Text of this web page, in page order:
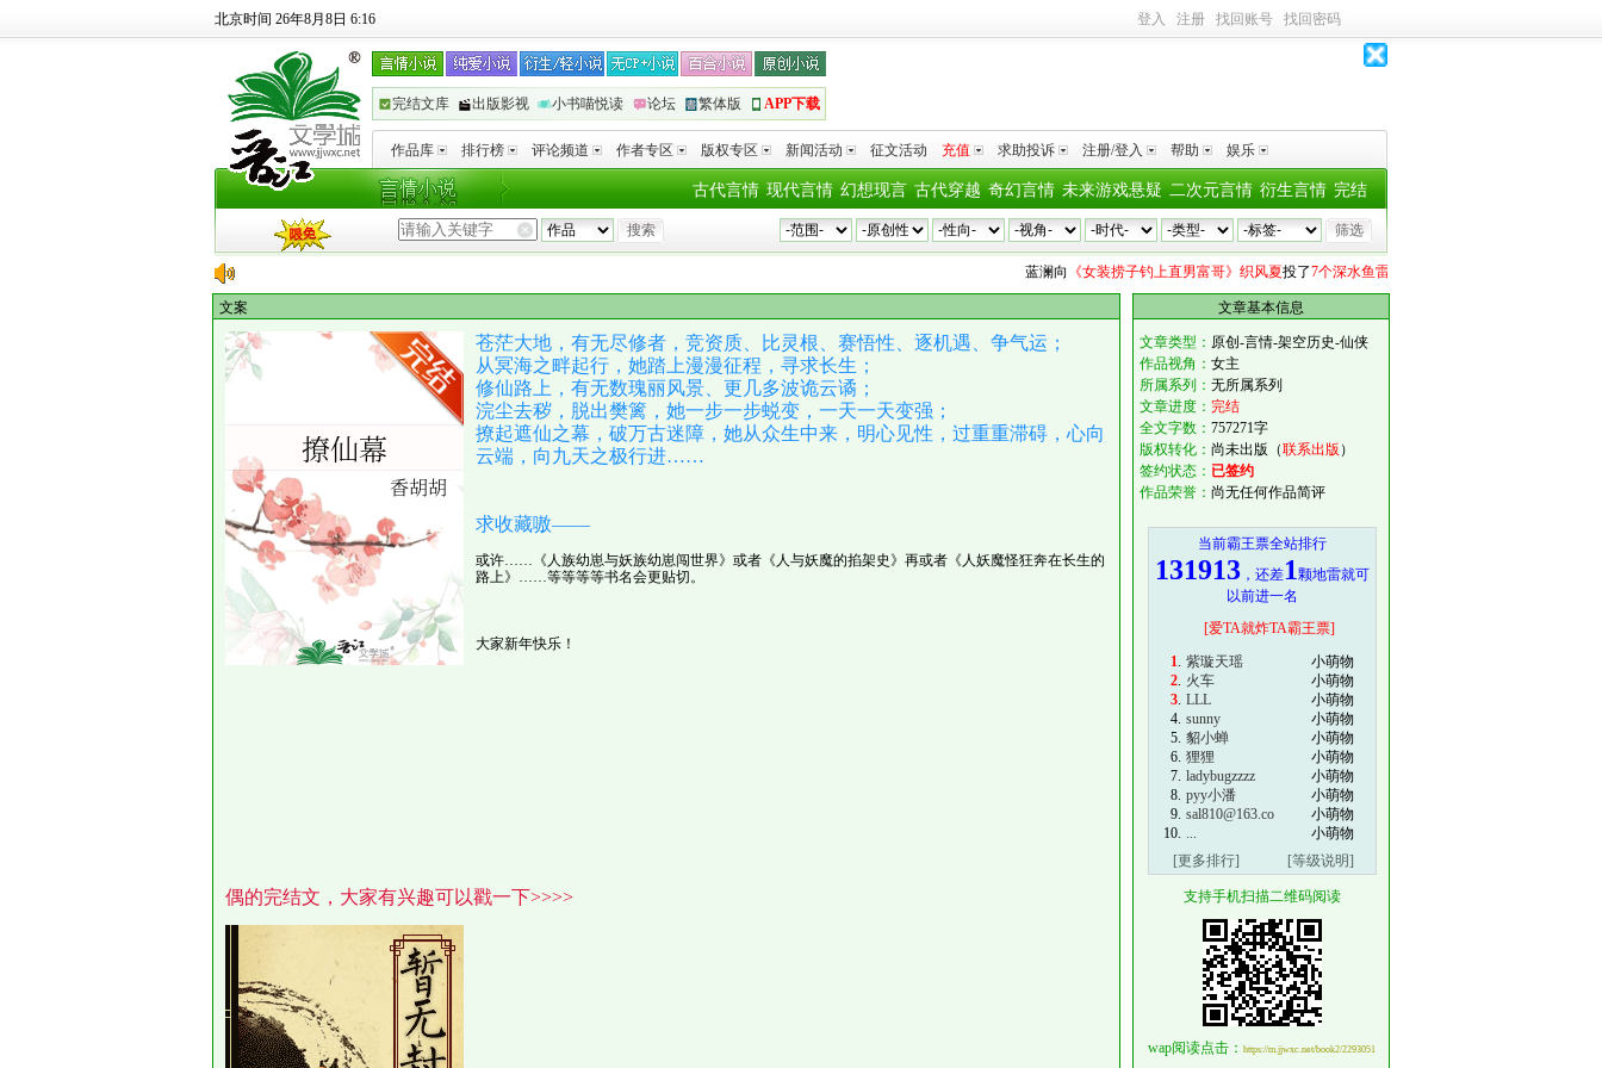
北京时间 26年8月8日 6:16 登入 注册 找回账号 找回密码
完结文库 出版影视 小书喵悦读 论坛 繁体版 APP下载
作品库 排行榜 评论频道 作者专区 版权专区 新闻活动 征文活动 充值 求助投诉 注册/登入 帮助 娱乐
完结
衍生言情
二次元言情
未来游戏悬疑
奇幻言情
古代穿越
幻想现言
现代言情
古代言情
向《女装捞子钓上直男富哥》织风夏投了7个深水鱼雷 蓝澜
文案
苍茫大地，有无尽修者，竞资质、比灵根、赛悟性、逐机遇、争气运；
从冥海之畔起行，她踏上漫漫征程，寻求长生；
修仙路上，有无数瑰丽风景、更几多波诡云谲；
浣尘去秽，脱出樊篱，她一步一步蜕变，一天一天变强；
撩起遮仙之幕，破万古迷障，她从众生中来，明心见性，过重重滞碍，心向
云端，向九天之极行进……
求收藏嗷——
或许……《人族幼崽与妖族幼崽闯世界》或者《人与妖魔的掐架史》再或者《人妖魔怪狂奔在长生的
路上》……等等等等书名会更贴切。
大家新年快乐！
偶的完结文，大家有兴趣可以戳一下>>>>
文章基本信息
文章类型： 原创-言情-架空历史-仙侠
作品视角： 女主
所属系列： 无所属系列
文章进度： 完结
全文字数： 757271字
版权转化： 尚未出版（联系出版 ）
签约状态： 已签约
作品荣誉： 尚无任何作品简评
当前霸王票全站排行
131913 ，还差1颗地雷就可
以前进一名
[爱TA就炸TA霸王票]
1. 紫璇天瑶
小萌物
2. 火车
小萌物
3. LLL
小萌物
4. sunny
小萌物
5. 貂小蝉
小萌物
6. 狸狸
小萌物
7. ladybugzzzz
小萌物
8. pyy小潘
小萌物
9. sal810@163.co
小萌物
10. ...
小萌物
[更多排行]
[等级说明]
支持手机扫描二维码阅读
wap阅读点击： https://m.jjwxc.net/book2/2293051